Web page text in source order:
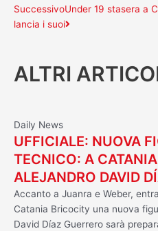
SuccessivoUnder 19 stasera a
lancia i suoi
ALTRI
Daily News
UFFICIALE: NUOVA
TECNICO: A
ALEJANDRO DAVID
Accanto a Juanra e Weber,
Catania Bricocity una nuova
David Díaz Guerrero sarà